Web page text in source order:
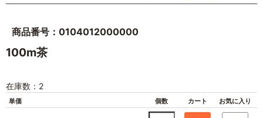
商品番号：0104012000000
100m茶
在庫数：2
単価 個数 カート お気に入り